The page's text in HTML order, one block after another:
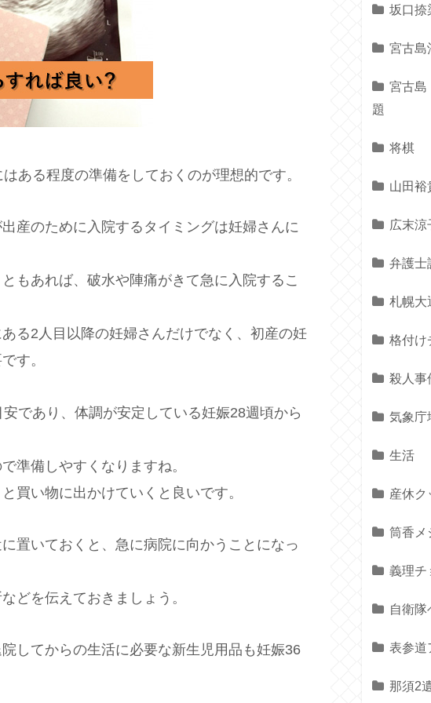
ある程度の準備をしておくのが理想的です。
産のために入院するタイミングは妊婦さんに
もあれば、破水や陣痛がきて急に入院するこ
る2人目以降の妊婦さんだけでなく、初産の妊
す。
であり、体調が安定している妊娠28週頃から
準備しやすくなりますね。
買い物に出かけていくと良いです。
置いておくと、急に病院に向かうことになっ
どを伝えておきましょう。
してからの生活に必要な新生児用品も妊娠36
坂口捺
宮古島
宮古島
題
将棋
山田裕
広末涼
弁護士
札幌大
格付け
殺人事
気象庁
生活
産休ク
筒香メ
義理チ
自衛隊
表参道
那須2